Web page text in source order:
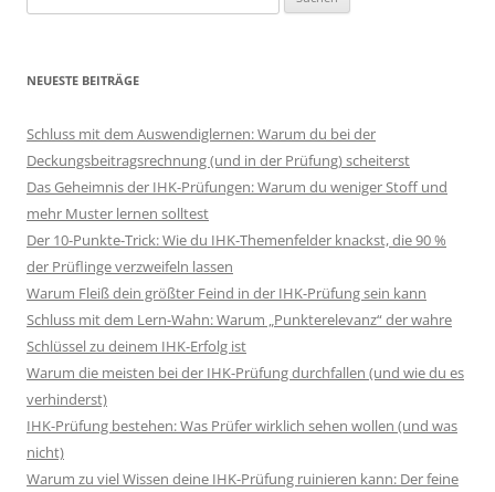
nach:
NEUESTE BEITRÄGE
Schluss mit dem Auswendiglernen: Warum du bei der
Deckungsbeitragsrechnung (und in der Prüfung) scheiterst
Das Geheimnis der IHK-Prüfungen: Warum du weniger Stoff und
mehr Muster lernen solltest
Der 10-Punkte-Trick: Wie du IHK-Themenfelder knackst, die 90 %
der Prüflinge verzweifeln lassen
Warum Fleiß dein größter Feind in der IHK-Prüfung sein kann
Schluss mit dem Lern-Wahn: Warum „Punkterelevanz“ der wahre
Schlüssel zu deinem IHK-Erfolg ist
Warum die meisten bei der IHK-Prüfung durchfallen (und wie du es
verhinderst)
IHK-Prüfung bestehen: Was Prüfer wirklich sehen wollen (und was
nicht)
Warum zu viel Wissen deine IHK-Prüfung ruinieren kann: Der feine